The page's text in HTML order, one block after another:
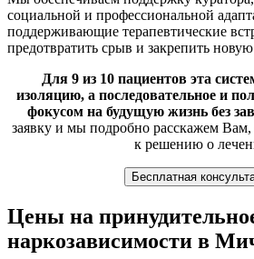
социальной и профессиональной
поддерживающие терапевтические
предотвратить срыв и закрепить
Для 9 из 10 пациентов эта
изоляцию, а последовательное и
фокусом на будущую жизнь без
заявку и мы подробно расскажем Вам,
к решению о
Бесплатная
Цены на
наркозависимости в